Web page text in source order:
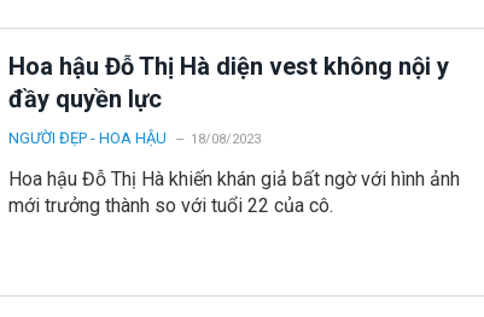
Hoa hậu Đỗ Thị Hà diện vest không nội y
đầy quyền lực
NGƯỜI ĐẸP - HOA HẬU 18/08/2023
Hoa hậu Đỗ Thị Hà khiến khán giả bất ngờ với hình ảnh
mới trưởng thành so với tuổi 22 của cô.